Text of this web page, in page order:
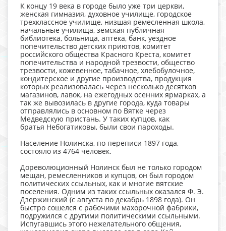
К концу 19 века в городе было уже три церкви,
женская гимназия, духовное училище, городское
трехклассное училище, низшая ремесленная школа,
начальные училища, земская публичная
библиотека, больница, аптека, банк, уездное
попечительство детских приютов, комитет
российского общества Красного Креста, комитет
попечительства и народной трезвости, общество
трезвости, кожевенное, табачное, хлебобулочное,
кондитерское и другие производства, продукция
которых реализовалась через несколько десятков
магазинов, лавок, на ежегодных осенних ярмарках, а
так же вывозилась в другие города, куда товары
отправлялись в основном по Вятке через
Медведскую пристань. У таких купцов, как
братья Небогатиковы, были свои пароходы.
Население Нолинска, по переписи 1897 года,
состояло из 4764 человек.
Дореволюционный Нолинск был не только городом
мещан, ремесленников и купцов, он был городом
политических ссыльных, как и многие вятские
поселения. Одним из таких ссыльных оказался Ф. Э.
Дзержинский (с августа по декабрь 1898 года). Он
быстро сошелся с рабочими махорочной фабрики,
подружился с другими политическими ссыльными.
Испугавшись этого нежелательного общения,